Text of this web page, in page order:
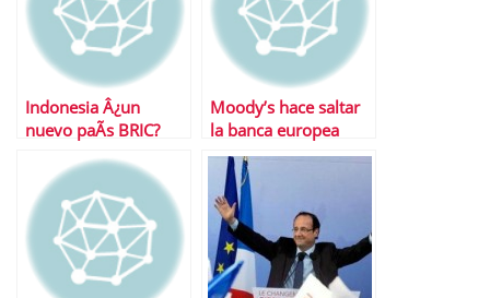
Indonesia Â¿un
nuevo paÃ­s BRIC?
Moody’s hace saltar
la banca europea